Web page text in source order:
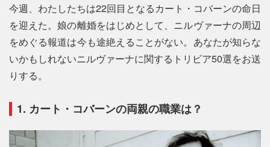
今週、わたしたちは22回目となるカート・コバーンの命日
を迎えた。娘の離婚をはじめとして、ニルヴァーナの周辺
をめぐる報道は今も途絶えることがない。あなたが知らな
いかもしれないニルヴァーナに関するトリビア50選をお送
りする。
1. カート・コバーンの両親の職業は？